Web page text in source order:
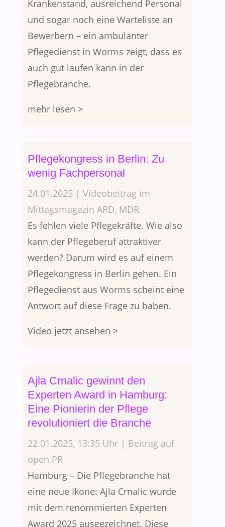
Krankenstand, ausreichend Personal
und sogar noch eine Warteliste an
Bewerbern – ein ambulanter
Pflegedienst in Worms zeigt, dass es
auch gut laufen kann in der
Pflegebranche.
mehr lesen >
Pflegekongress in Berlin: Zu
wenig Fachpersonal
24.01.2025 | Videobeitrag im
Mittagsmagazin ARD, MDR
Es fehlen viele Pflegekräfte. Wie also
kann der Pflegeberuf attraktiver
werden? Darum wird es auf einem
Pflegekongress in Berlin gehen. Ein
Pflegedienst aus Worms scheint eine
Antwort auf diese Frage zu haben.
Video jetzt ansehen >
Ajla Crnalic gewinnt den
Experten Award in Hamburg:
Eine Pionierin der Pflege
revolutioniert die Branche
22.01.2025, 13:35 Uhr | Beitrag auf
open PR
Hamburg – Die Pflegebranche hat
eine neue Ikone: Ajla Crnalic wurde
mit dem renommierten Experten
Award 2025 ausgezeichnet. Diese